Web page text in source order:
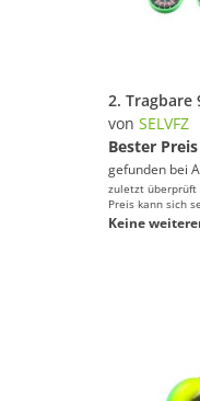
von SELVFZ
Bester Preis
gefunden bei
zuletzt überprüft
Preis kann sich
Keine